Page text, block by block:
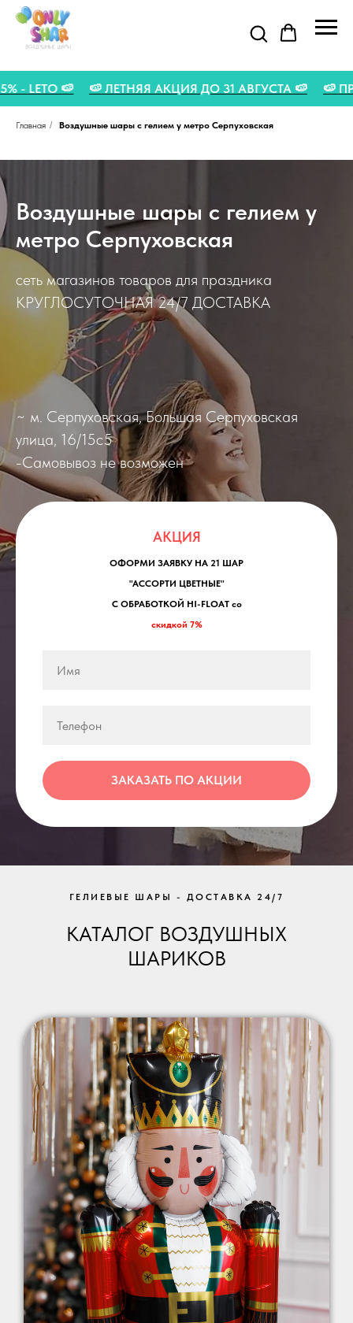
НА СКИДКУ 5% - LETO 🍉 🍉 ЛЕТНЯЯ АКЦИЯ ДО 31
Главная / Воздушные шары с гелием у метро Серпуховская
Воздушные шары с гелием у
метро Серпуховская
сеть магазинов товаров для праздника
КРУГЛОСУТОЧНАЯ 24/7 ДОСТАВКА
~ м. Серпуховская, Большая Серпуховская
улица, 16/15с5
-Самовывоз не возможен
АКЦИЯ
ОФОРМИ ЗАЯВКУ НА 21 ШАР
"АССОРТИ ЦВЕТНЫЕ"
С ОБРАБОТКОЙ HI-FLOAT со
скидкой 7%
ЗАКАЗАТЬ ПО АКЦИИ
ГЕЛИЕВЫЕ ШАРЫ - ДОСТАВКА 24/7
КАТАЛОГ ВОЗДУШНЫХ
ШАРИКОВ